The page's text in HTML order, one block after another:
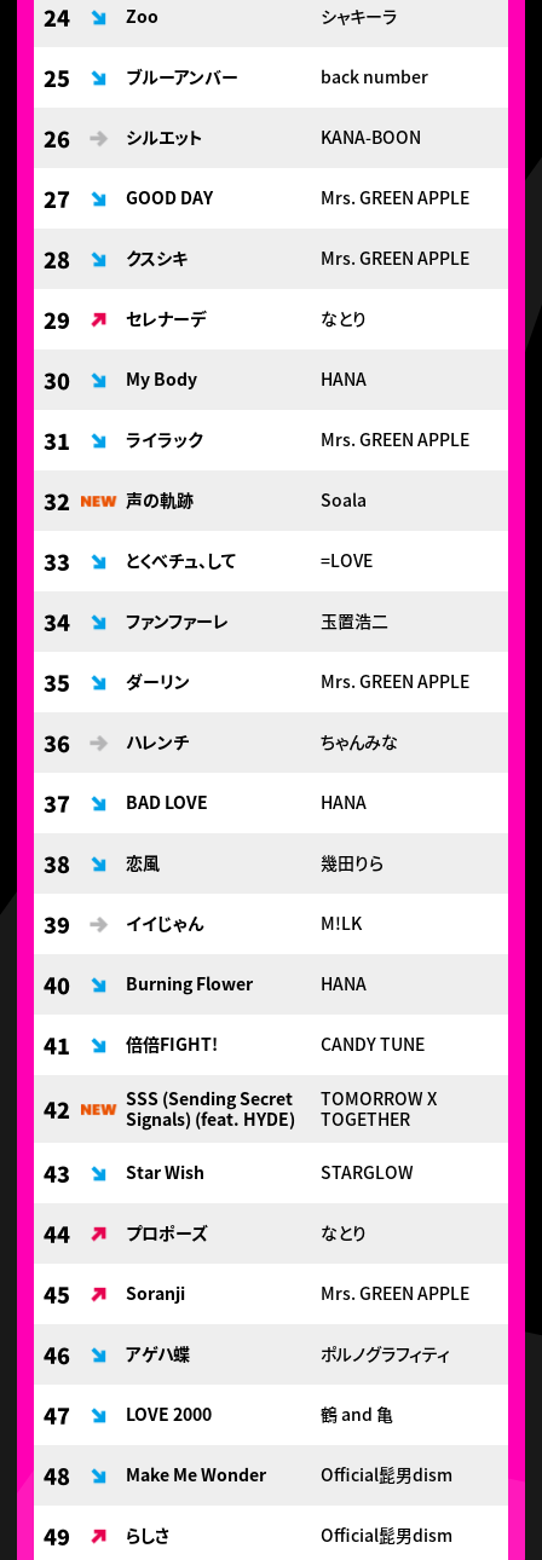
24 Zoo シャキーラ
25 ブルーアンバー back number
26 シルエット KANA-BOON
27 GOOD DAY Mrs. GREEN APPLE
28 クスシキ Mrs. GREEN APPLE
29 セレナーデ なとり
30 My Body HANA
31 ライラック Mrs. GREEN APPLE
32 声の軌跡 Soala
33 とくべチュ、して =LOVE
34 ファンファーレ 玉置浩二
35 ダーリン Mrs. GREEN APPLE
36 ハレンチ ちゃんみな
37 BAD LOVE HANA
38 恋風 幾田りら
39 イイじゃん M!LK
40 Burning Flower HANA
41 倍倍FIGHT! CANDY TUNE
42
SSS (Sending Secret
Signals) (feat. HYDE)
TOMORROW X
TOGETHER
43 Star Wish STARGLOW
44 プロポーズ なとり
45 Soranji Mrs. GREEN APPLE
46 アゲハ蝶 ポルノグラフィティ
47 LOVE 2000 鶴 and 亀
48 Make Me Wonder Official髭男dism
49 らしさ Official髭男dism